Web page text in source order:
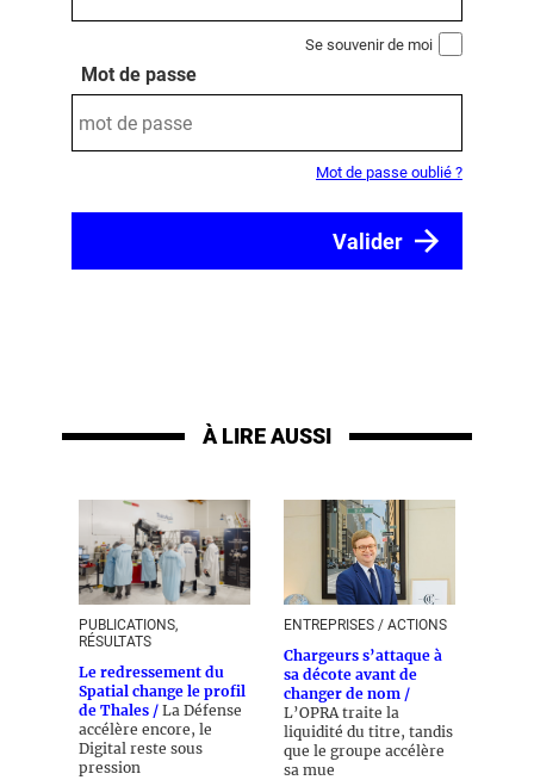
Se souvenir de moi
Mot de passe
Mot de passe oublié ?
À LIRE AUSSI
PUBLICATIONS,
RÉSULTATS
Le redressement du
Spatial change le profil
de Thales / La Défense
accélère encore, le
Digital reste sous
pression
ENTREPRISES / ACTIONS
Chargeurs s’attaque à
sa décote avant de
changer de nom /
L’OPRA traite la
liquidité du titre, tandis
que le groupe accélère
sa mue